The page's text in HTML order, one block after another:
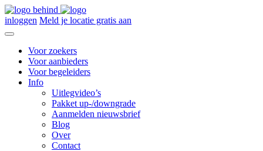
inloggen Meld je locatie gratis aan
Voor zoekers
Voor aanbieders
Voor begeleiders
Info
Uitlegvideo’s
Pakket up-/downgrade
Aanmelden nieuwsbrief
Blog
Over
Contact